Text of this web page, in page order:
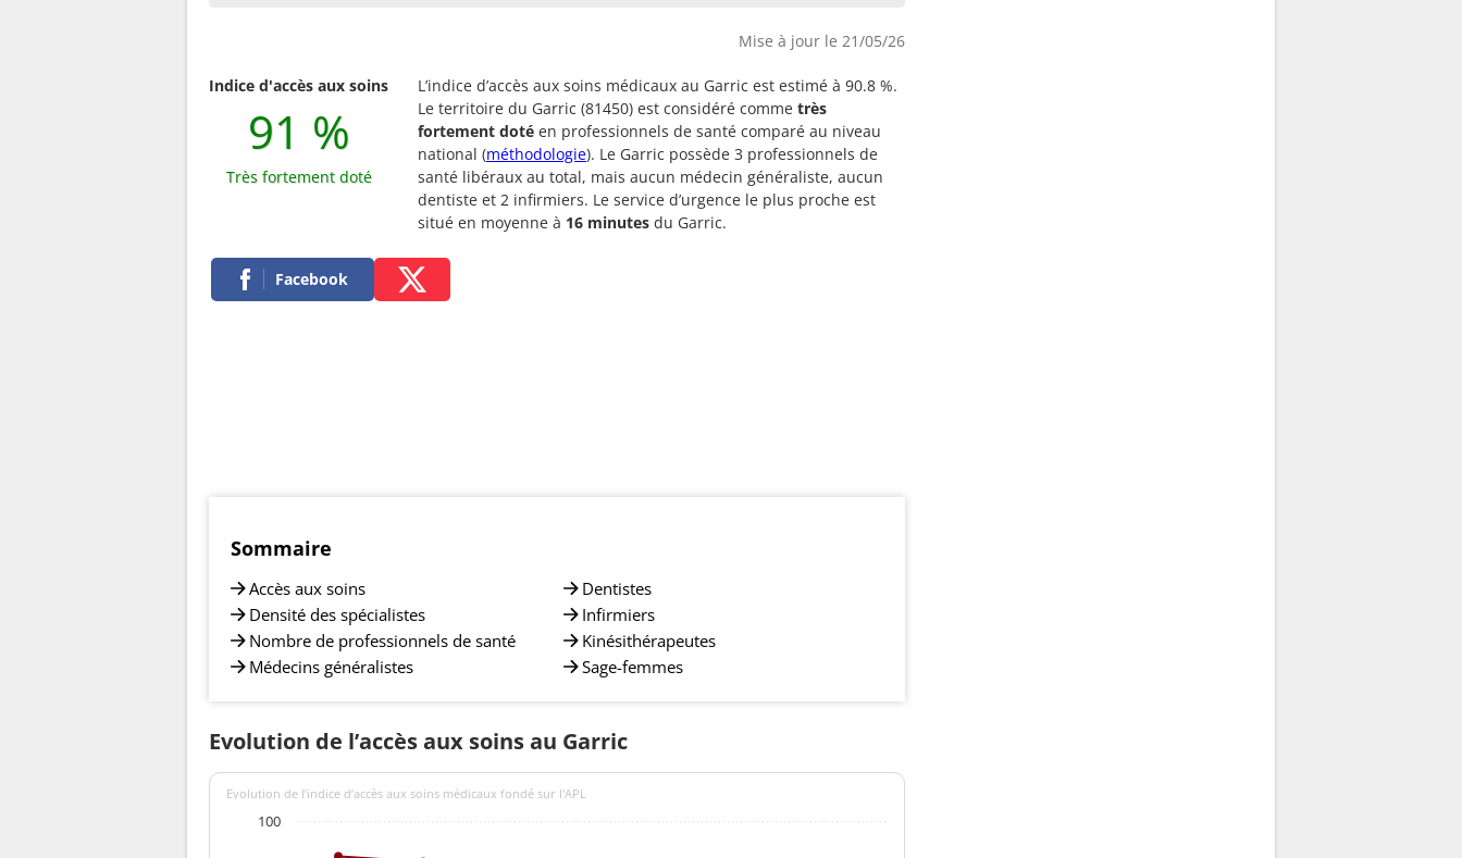
Mise à jour le 21/05/26
Indice d'accès aux soins
91 %
Très fortement doté
L’indice d’accès aux soins médicaux au Garric est estimé à 90.8 %.
Le territoire du Garric (81450) est considéré comme très
fortement doté en professionnels de santé comparé au niveau
national (méthodologie). Le Garric possède 3 professionnels de
santé libéraux au total, mais aucun médecin généraliste, aucun
dentiste et 2 infirmiers. Le service d’urgence le plus proche est
situé en moyenne à 16 minutes du Garric.
Facebook
Sommaire
Accès aux soins
Densité des spécialistes
Nombre de professionnels de santé
Médecins généralistes
Dentistes
Infirmiers
Kinésithérapeutes
Sage-femmes
Evolution de l’accès aux soins au Garric
Evolution de l’indice d’accès aux soins médicaux fondé sur l'APL
100